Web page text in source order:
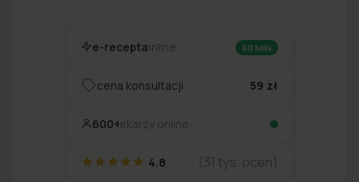
e-receptaonline 60 MIN
cena konsultacji 59 zł
600+lekarzy online
4.8 (31 tys. ocen)